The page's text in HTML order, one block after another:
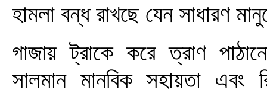
হামলা বন্ধ রাখছে যেন সাধারণ
গাজায় ট্রাকে করে ত্রাণ
সালমান মানবিক সহায়তা এবং